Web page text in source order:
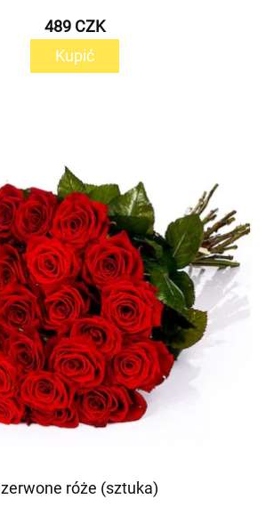
489 CZK
Kupić
róże (sztuka)